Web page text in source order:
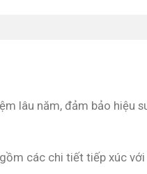
lâu năm, đảm bảo hiệu
các chi tiết tiếp xúc